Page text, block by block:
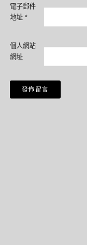
電子郵件
地址 *
個人網站
網址